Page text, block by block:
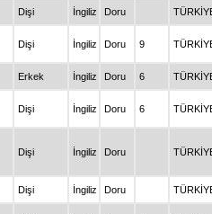
Dişi İngiliz Doru
Dişi İngiliz Doru 9
Erkek İngiliz Doru 6
Dişi İngiliz Doru 6
Dişi İngiliz Doru
Dişi İngiliz Doru